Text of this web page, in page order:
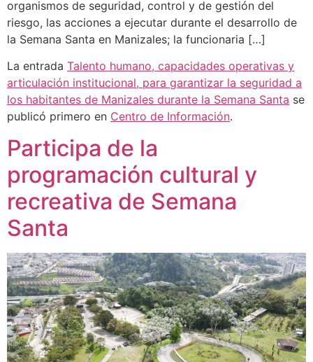
organismos de seguridad, control y de gestión del
riesgo, las acciones a ejecutar durante el desarrollo de
la Semana Santa en Manizales; la funcionaria […]
La entrada Talento humano, capacidades operativas y
articulación institucional, para garantizar la seguridad a
los habitantes de Manizales durante la Semana Santa se
publicó primero en Centro de Información.
Participa de la
programación cultural y
recreativa de Semana
Santa